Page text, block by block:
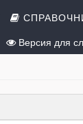
Версия для